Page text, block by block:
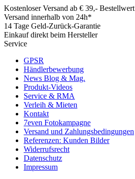
Kostenloser Versand ab € 39,- Bestellwert
Versand innerhalb von 24h*
14 Tage Geld-Zurück-Garantie
Einkauf direkt beim Hersteller
Service
GPSR
Händlerbewerbung
News Blog & Mag.
Produkt-Videos
Service & RMA
Verleih & Mieten
Kontakt
7even Fotokampagne
Versand und Zahlungsbedingungen
Referenzen: Kunden Bilder
Widerrufsrecht
Datenschutz
Impressum